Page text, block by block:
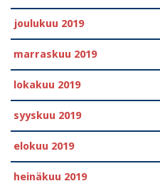
joulukuu 2019
marraskuu 2019
lokakuu 2019
syyskuu 2019
elokuu 2019
heinäkuu 2019